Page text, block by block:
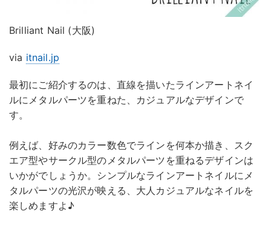
Brilliant Nail (大阪)
via itnail.jp
最初にご紹介するのは、直線を描いたラインアートネイ
ルにメタルパーツを重ねた、カジュアルなデザインで
す。
例えば、好みのカラー数色でラインを何本か描き、スク
エア型やサークル型のメタルパーツを重ねるデザインは
いかがでしょうか。シンプルなラインアートネイルにメ
タルパーツの光沢が映える、大人カジュアルなネイルを
楽しめますよ♪